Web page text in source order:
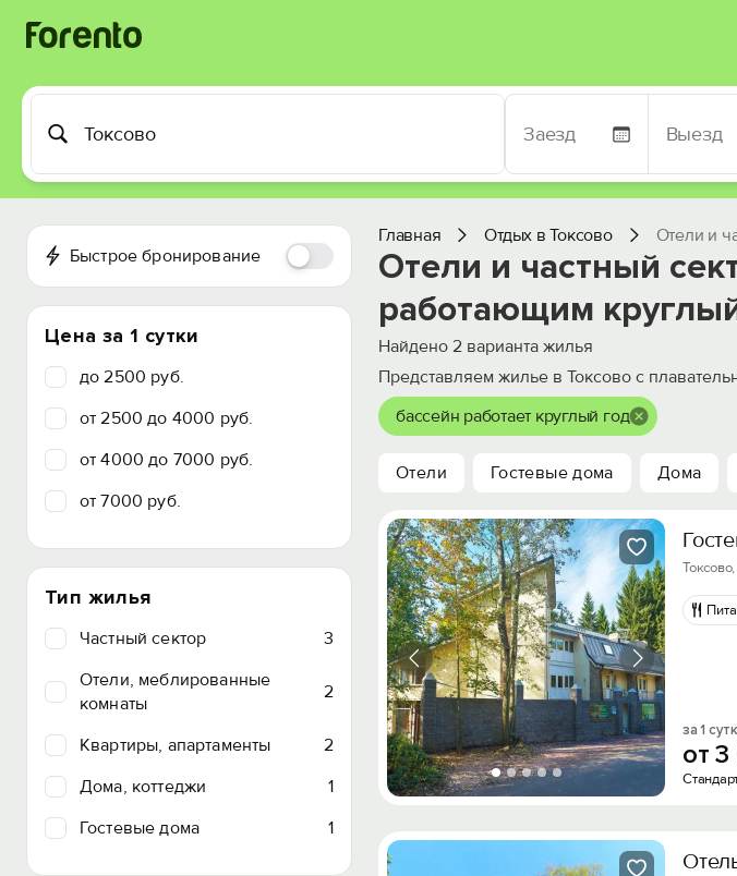
Быстрое бронирование
Цена за 1 сутки
до 2500 руб.
от 2500 до 4000 руб.
от 4000 до 7000 руб.
от 7000 руб.
Тип жилья
Частный сектор
3
Отели, меблированные
комнаты
2
Квартиры, апартаменты
2
Дома, коттеджи
1
Гостевые дома
1
Главная Отдых в Токсово Отели и
Отели и частный
работающим
Найдено 2 варианта жилья
Представляем жилье в Токсово с
бассейн работает круглый год
Отели Гостевые дома Дома
за 1
от3